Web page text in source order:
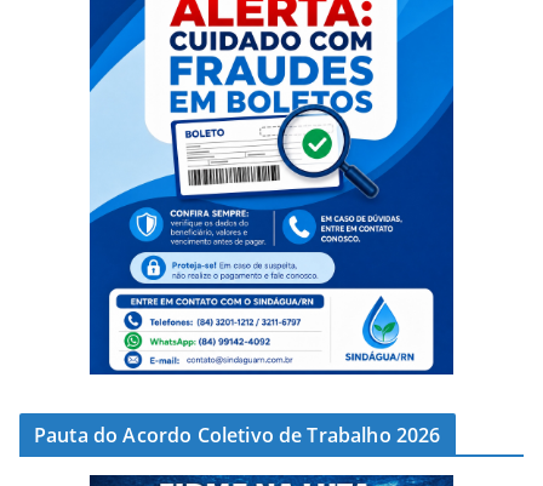
Pauta do Acordo Coletivo de Trabalho 2026